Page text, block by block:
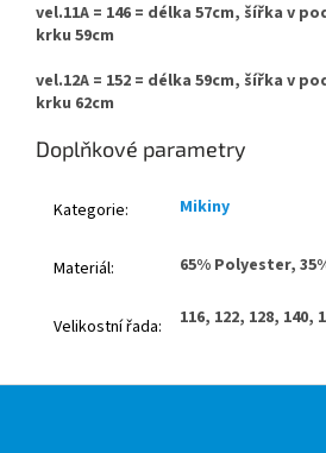
vel.11A = 146 = délka 57cm, šířka v
krku 59cm
vel.12A = 152 = délka 59cm, šířka v
krku 62cm
Doplňkové parametry
Kategorie: Mikiny
Materiál: 65% Polyester,
Velikostní řada: 116, 122, 128, 140,